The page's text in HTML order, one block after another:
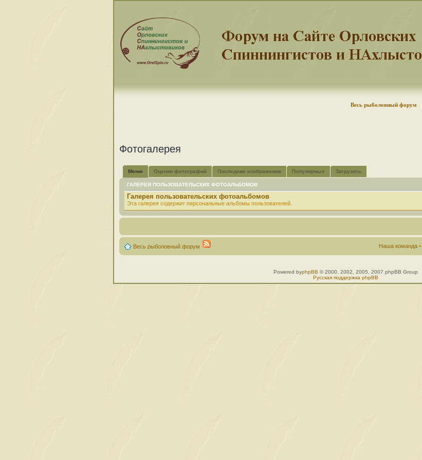
Весь рыболовный форум
Фотогалерея
Меню Оценки фотографий Последние изображения Популярные Загрузить
ГАЛЕРЕЯ ПОЛЬЗОВАТЕЛЬСКИХ ФОТОАЛЬБОМОВ
Галерея пользовательских фотоальбомов
Эта галерея содержит персональные альбомы пользователей.
Весь рыболовный форум Наша команда •
Powered byphpBB © 2000, 2002, 2005, 2007 phpBB Group
Русская поддержка phpBB